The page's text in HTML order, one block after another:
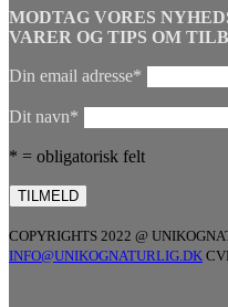
MODTAG VORES
VARER OG TIPS OM
Din email adresse*
Dit navn*
* = obligatorisk felt
COPYRIGHTS 2022 @
INFO@UNIKOGNATURLIG.DK